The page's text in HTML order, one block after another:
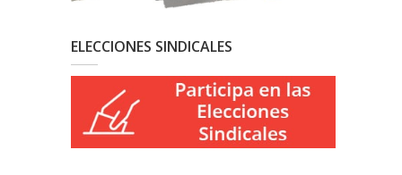
ELECCIONES SINDICALES